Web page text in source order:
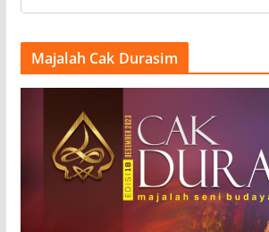
Majalah Cak Durasim